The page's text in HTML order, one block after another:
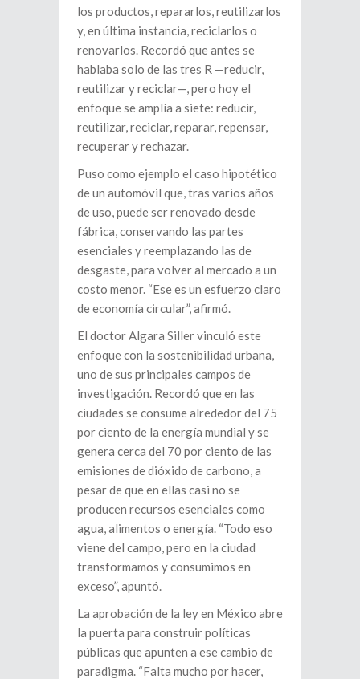
los productos, repararlos, reutilizarlos
y, en última instancia, reciclarlos o
renovarlos. Recordó que antes se
hablaba solo de las tres R —reducir,
reutilizar y reciclar—, pero hoy el
enfoque se amplía a siete: reducir,
reutilizar, reciclar, reparar, repensar,
recuperar y rechazar.
Puso como ejemplo el caso hipotético
de un automóvil que, tras varios años
de uso, puede ser renovado desde
fábrica, conservando las partes
esenciales y reemplazando las de
desgaste, para volver al mercado a un
costo menor. “Ese es un esfuerzo claro
de economía circular”, afirmó.
El doctor Algara Siller vinculó este
enfoque con la sostenibilidad urbana,
uno de sus principales campos de
investigación. Recordó que en las
ciudades se consume alrededor del 75
por ciento de la energía mundial y se
genera cerca del 70 por ciento de las
emisiones de dióxido de carbono, a
pesar de que en ellas casi no se
producen recursos esenciales como
agua, alimentos o energía. “Todo eso
viene del campo, pero en la ciudad
transformamos y consumimos en
exceso”, apuntó.
La aprobación de la ley en México abre
la puerta para construir políticas
públicas que apunten a ese cambio de
paradigma. “Falta mucho por hacer,